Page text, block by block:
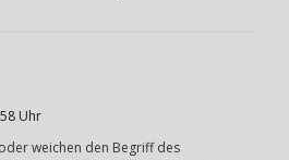
Uhr
weichen den Begriff des